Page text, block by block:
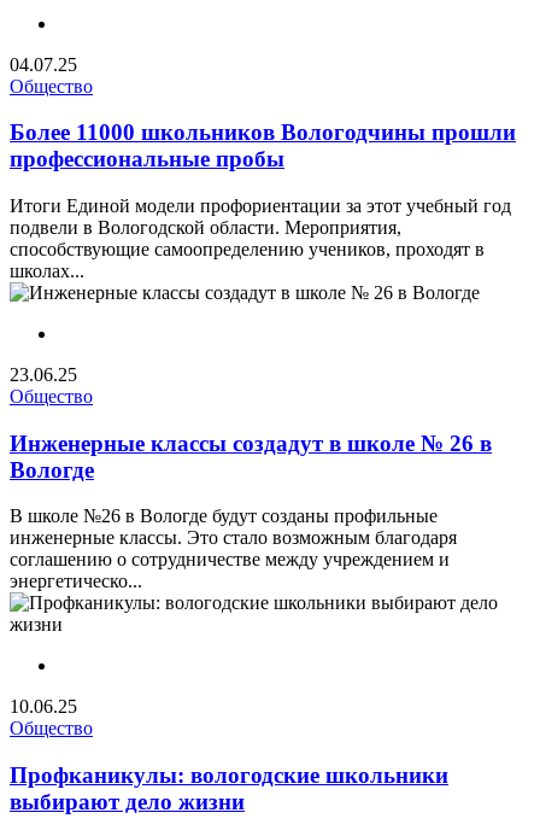
04.07.25
Общество
Более 11000 школьников Вологодчины прошли
профессиональные пробы
Итоги Единой модели профориентации за этот учебный год
подвели в Вологодской области. Мероприятия,
способствующие самоопределению учеников, проходят в
школах...
23.06.25
Общество
Инженерные классы создадут в школе № 26 в
Вологде
В школе №26 в Вологде будут созданы профильные
инженерные классы. Это стало возможным благодаря
соглашению о сотрудничестве между учреждением и
энергетическо...
10.06.25
Общество
Профканикулы: вологодские школьники
выбирают дело жизни